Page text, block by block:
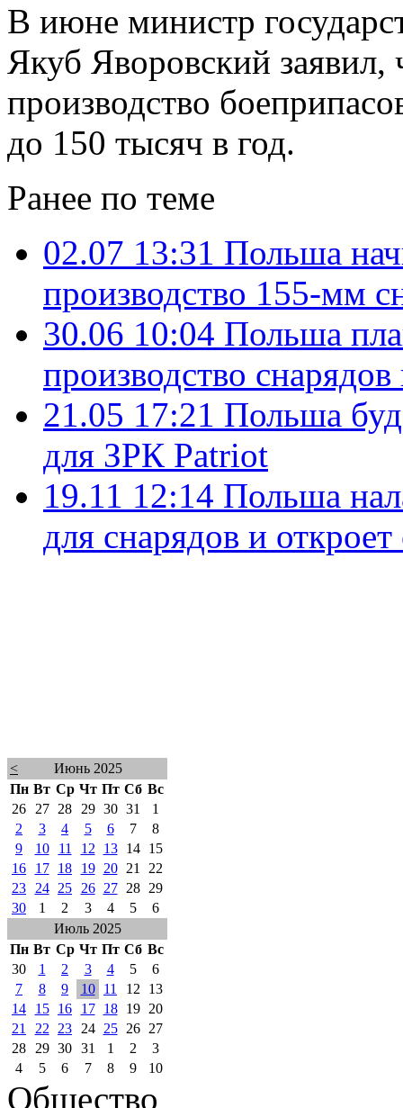
В июне министр
Якуб Яворовский заявил,
производство
до 150 тысяч в год.
Ранее по теме
02.07 13:31 Польша
производство 155-мм
30.06 10:04 Польша
производство снарядов
21.05 17:21 Польша
для ЗРК Patriot
19.11 12:14 Польша
для снарядов и
<
Июнь 2025
Пн Вт Ср Чт Пт Сб Вс
26
27 28 29 30 31
1
2
3 4 5 6 7
8
9
10 11 12 13 14
15
16
17 18 19 20 21
22
23
24 25 26 27 28
29
30
1 2 3 4 5
6
Июль 2025
Пн Вт Ср Чт Пт Сб Вс
30
1 2 3 4 5
6
7
8 9 10 11 12
13
14
15 16 17 18 19
20
21
22 23 24 25 26
27
28
29 30 31 1 2
3
4
5 6 7 8 9 10
Общество